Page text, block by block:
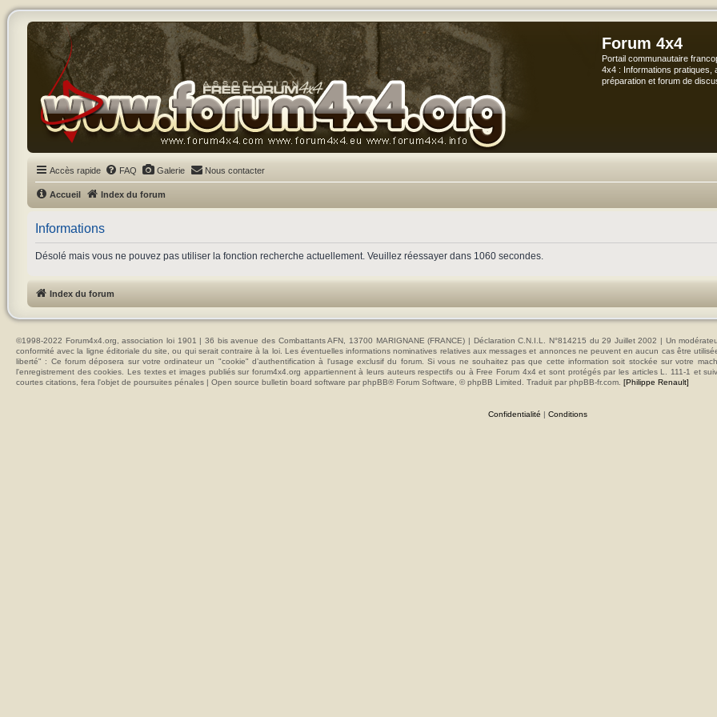
Forum 4x4
Portail communautaire
4x4 : Informations pratiques,
préparation et forum de
Accès rapide FAQ Galerie Nous contacter
Accueil Index du forum
Informations
Désolé mais vous ne pouvez pas utiliser la fonction recherche actuellement. Veuillez réessayer dans 1060 secondes.
Index du forum
©1998-2022 Forum4x4.org, association loi 1901 | 36 bis avenue des Combattants AFN, 13700 MARIGNANE (FRANCE) | Déclaration C.N.I.L. N°814215 du 29 Juillet 2002 | Un
conformité avec la ligne éditoriale du site, ou qui serait contraire à la loi. Les éventuelles informations nominatives relatives aux messages et annonces ne peuvent en aucun cas être
liberté" : Ce forum déposera sur votre ordinateur un "cookie" d’authentification à l'usage exclusif du forum. Si vous ne souhaitez pas que cette information soit stockée sur votre
l'enregistrement des cookies. Les textes et images publiés sur forum4x4.org appartiennent à leurs auteurs respectifs ou à Free Forum 4x4 et sont protégés par les articles L. 111-1 et
courtes citations, fera l'objet de poursuites pénales | Open source bulletin board software par phpBB® Forum Software, © phpBB Limited. Traduit par phpBB-fr.com. [Philippe Renault]
Confidentialité | Conditions